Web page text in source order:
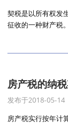
契税是以所有权发
征收的一种财产税。
房产税的纳
发布于2018-05-14
房产税实行按年计